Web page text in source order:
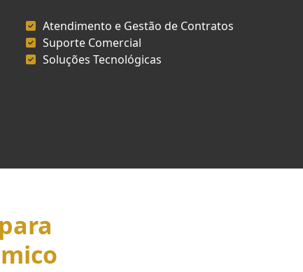
Atendimento e Gestão de Contratos
Suporte Comercial
Soluções Tecnológicas